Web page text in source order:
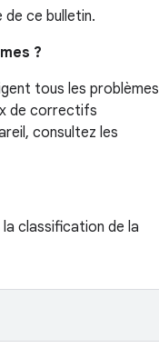
ce bulletin.
?
tous les problèmes
de correctifs
consultez les
classification de la